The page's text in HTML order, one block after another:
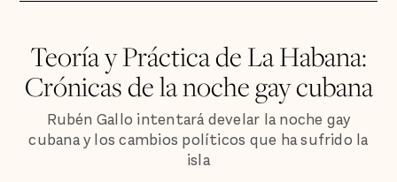
Teoría y Práctica de La Habana:
Crónicas de la noche gay cubana
Rubén Gallo intentará develar la noche gay
cubana y los cambios políticos que ha sufrido la
isla